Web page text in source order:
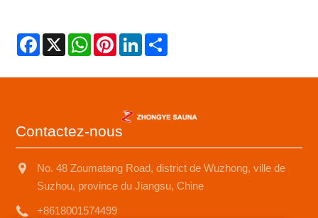
Facebook
X WhatsApp
PinterestLinkedIn
Contactez-nous
No. 48 Zoumatang Road, district de Wuzhong, ville de
Suzhou, province du Jiangsu, Chine
+8618001574499